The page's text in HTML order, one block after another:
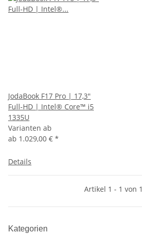
JodaBook F17 Pro | 17,3"
Full-HD | Intel® Core™ i5
1335U
Varianten ab
ab 1.029,00 € *
Details
Artikel 1 - 1 von 1
Kategorien